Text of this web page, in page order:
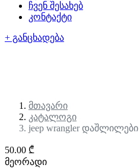
ჩვენ შესახებ
კონტაქტი
+ განცხადება
მთავარი
კატალოგი
jeep wrangler დაშლილები
50.00 ₾
მეორადი